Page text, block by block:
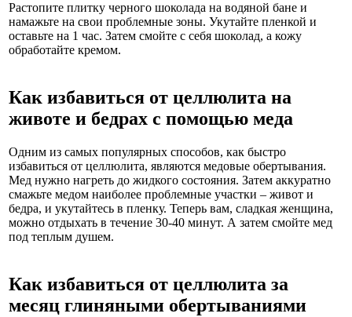
Растопите плитку черного шоколада на водяной бане и
намажьте на свои проблемные зоны. Укутайте пленкой и
оставьте на 1 час. Затем смойте с себя шоколад, а кожу
обработайте кремом.
Как избавиться от целлюлита на
животе и бедрах с помощью меда
Одним из самых популярных способов, как быстро
избавиться от целлюлита, являются медовые обертывания.
Мед нужно нагреть до жидкого состояния. Затем аккуратно
смажьте медом наиболее проблемные участки – живот и
бедра, и укутайтесь в пленку. Теперь вам, сладкая женщина,
можно отдыхать в течение 30-40 минут. А затем смойте мед
под теплым душем.
Как избавиться от целлюлита за
месяц глиняными обертываниями